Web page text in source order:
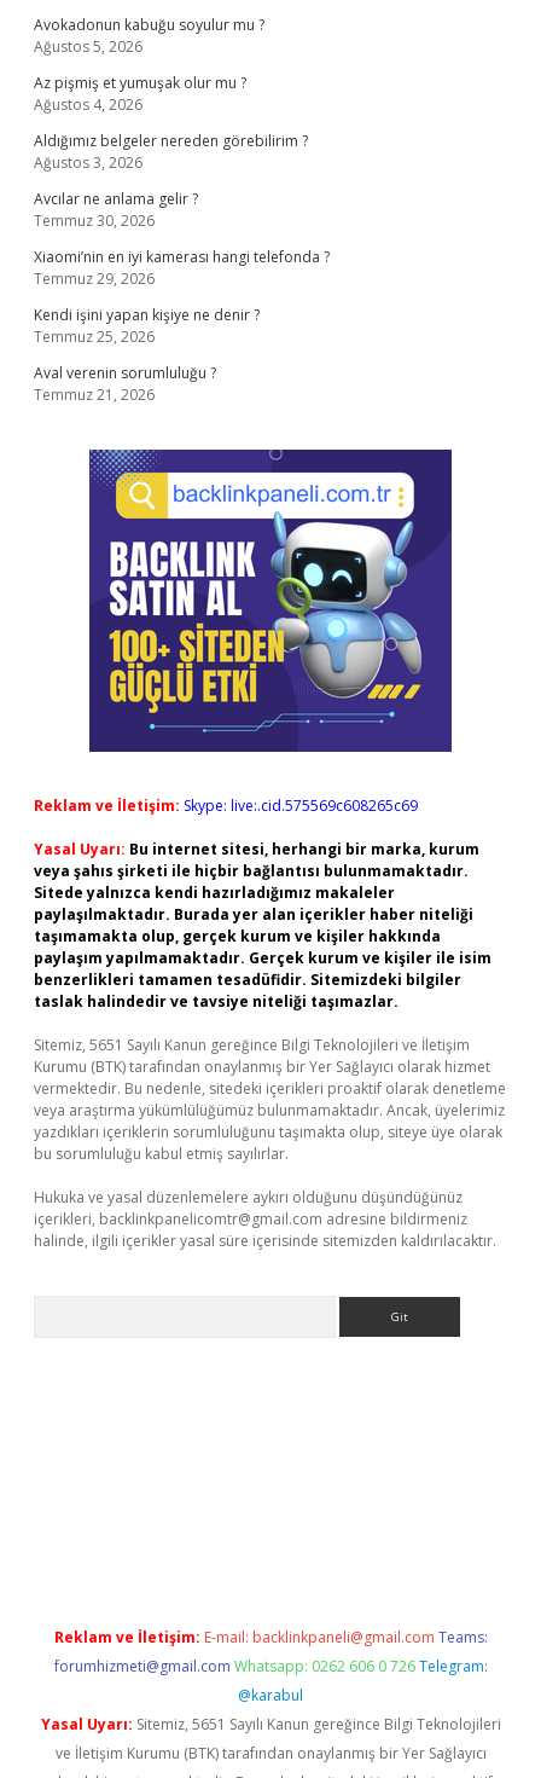
Avokadonun kabuğu soyulur mu ?
Ağustos 5, 2026
Az pişmiş et yumuşak olur mu ?
Ağustos 4, 2026
Aldığımız belgeler nereden görebilirim ?
Ağustos 3, 2026
Avcılar ne anlama gelir ?
Temmuz 30, 2026
Xiaomi’nin en iyi kamerası hangi telefonda ?
Temmuz 29, 2026
Kendi işini yapan kişiye ne denir ?
Temmuz 25, 2026
Aval verenin sorumluluğu ?
Temmuz 21, 2026
Reklam ve İletişim: Skype: live:.cid.575569c608265c69
Yasal Uyarı: Bu internet sitesi, herhangi bir marka, kurum
veya şahıs şirketi ile hiçbir bağlantısı bulunmamaktadır.
Sitede yalnızca kendi hazırladığımız makaleler
paylaşılmaktadır. Burada yer alan içerikler haber niteliği
taşımamakta olup, gerçek kurum ve kişiler hakkında
paylaşım yapılmamaktadır. Gerçek kurum ve kişiler ile isim
benzerlikleri tamamen tesadüfidir. Sitemizdeki bilgiler
taslak halindedir ve tavsiye niteliği taşımazlar.
Sitemiz, 5651 Sayılı Kanun gereğince Bilgi Teknolojileri ve İletişim
Kurumu (BTK) tarafından onaylanmış bir Yer Sağlayıcı olarak hizmet
vermektedir. Bu nedenle, sitedeki içerikleri proaktif olarak denetleme
veya araştırma yükümlülüğümüz bulunmamaktadır. Ancak, üyelerimiz
yazdıkları içeriklerin sorumluluğunu taşımakta olup, siteye üye olarak
bu sorumluluğu kabul etmiş sayılırlar.
Hukuka ve yasal düzenlemelere aykırı olduğunu düşündüğünüz
içerikleri, backlinkpanelicomtr@gmail.com adresine bildirmeniz
halinde, ilgili içerikler yasal süre içerisinde sitemizden kaldırılacaktır.
Reklam ve İletişim: E-mail: backlinkpaneli@gmail.com Teams:
forumhizmeti@gmail.com Whatsapp: 0262 606 0 726 Telegram:
@karabul
Yasal Uyarı: Sitemiz, 5651 Sayılı Kanun gereğince Bilgi Teknolojileri
ve İletişim Kurumu (BTK) tarafından onaylanmış bir Yer Sağlayıcı